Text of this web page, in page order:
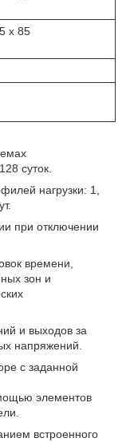
x 85
суток.
нагрузки: 1,
при отключении
времени,
зон и
и выходов за
напряжений.
с заданной
элементов
встроенного